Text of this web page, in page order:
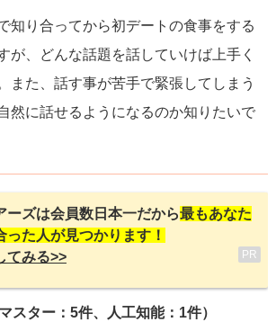
知り合ってから初デートの食事をする
が、どんな話題を話していけば上手く
また、話す事が苦手で緊張してしまう
然に話せるようになるのか知りたいで
ーズは会員数日本一だから最もあなた
った人が見つかります！
てみる>>
PR
スター：5件、人工知能：1件）